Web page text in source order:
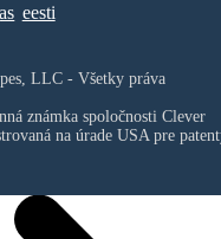
eesti
LLC - Všetky práva
známka spoločnosti Clever
na úrade USA pre